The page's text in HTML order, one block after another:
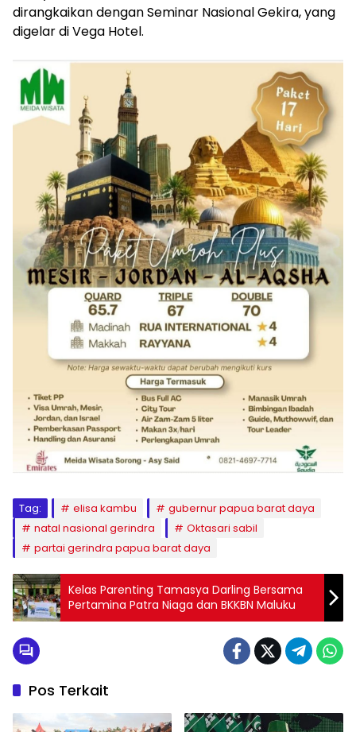
dirangkaikan dengan Seminar Nasional Gekira, yang
digelar di Vega Hotel.
Tag: elisa kambu
gubernur papua barat daya
natal nasional gerindra
Oktasari sabil
partai gerindra papua barat daya
Kelas Parenting Tamasya Darling Bersama
Pertamina Patra Niaga dan BKKBN Maluku
Pos Terkait